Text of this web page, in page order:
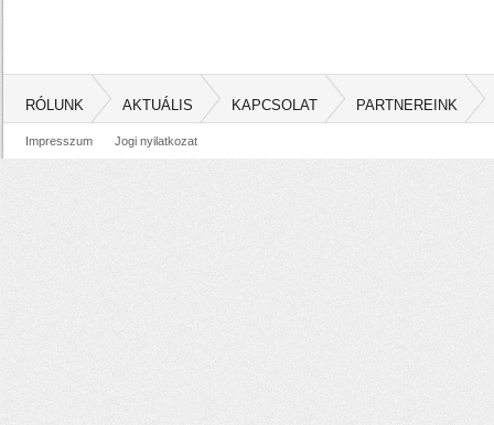
RÓLUNK AKTUÁLIS KAPCSOLAT PARTNEREINK
Impresszum Jogi nyilatkozat